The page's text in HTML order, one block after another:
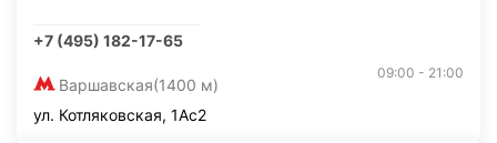
+7 (495) 182-17-65
Варшавская(1400 м)
09:00 - 21:00
ул. Котляковская, 1Ас2